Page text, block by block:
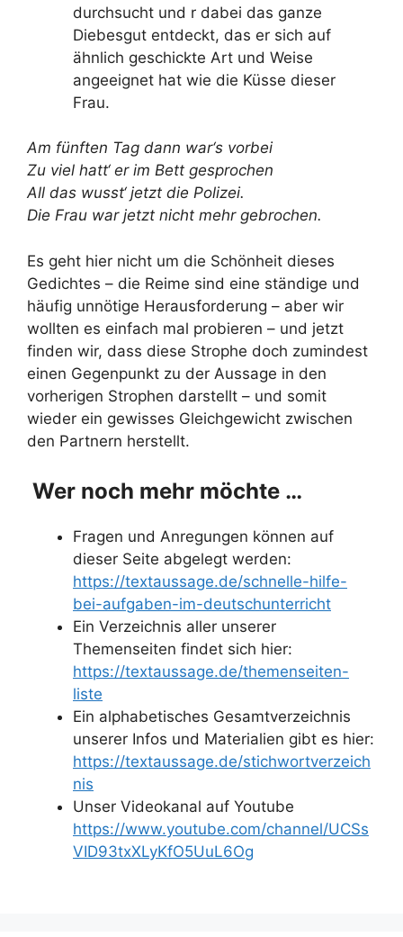
durchsucht und r dabei das ganze
Diebesgut entdeckt, das er sich auf
ähnlich geschickte Art und Weise
angeeignet hat wie die Küsse dieser
Frau.
Am fünften Tag dann war‘s vorbei
Zu viel hatt‘ er im Bett gesprochen
All das wusst‘ jetzt die Polizei.
Die Frau war jetzt nicht mehr gebrochen.
Es geht hier nicht um die Schönheit dieses
Gedichtes – die Reime sind eine ständige und
häufig unnötige Herausforderung – aber wir
wollten es einfach mal probieren – und jetzt
finden wir, dass diese Strophe doch zumindest
einen Gegenpunkt zu der Aussage in den
vorherigen Strophen darstellt – und somit
wieder ein gewisses Gleichgewicht zwischen
den Partnern herstellt.
Wer noch mehr möchte …
Fragen und Anregungen können auf
dieser Seite abgelegt werden:
https://textaussage.de/schnelle-hilfe-
bei-aufgaben-im-deutschunterricht
Ein Verzeichnis aller unserer
Themenseiten findet sich hier:
https://textaussage.de/themenseiten-
liste
Ein alphabetisches Gesamtverzeichnis
unserer Infos und Materialien gibt es hier:
https://textaussage.de/stichwortverzeich
nis
Unser Videokanal auf Youtube
https://www.youtube.com/channel/UCSs
VID93txXLyKfO5UuL6Og